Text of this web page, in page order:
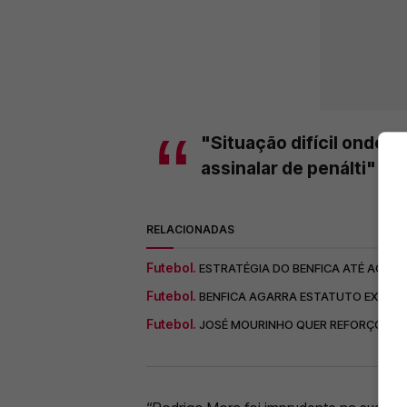
"Situação difícil onde a
assinalar de penálti"
RELACIONADAS
Futebol. ESTRATÉGIA DO BENFICA ATÉ AO
Futebol. BENFICA AGARRA ESTATUTO
Futebol. JOSÉ MOURINHO QUER REFORÇOS,